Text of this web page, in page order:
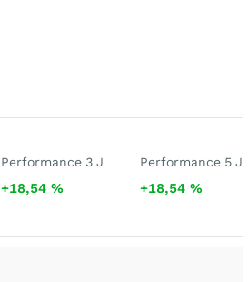
Performance 3 J
+18,54%
Performance 5 J
+18,54 %